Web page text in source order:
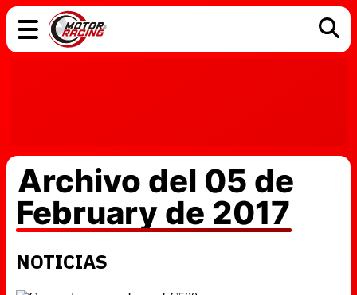
Archivo del 05 de
February de 2017
NOTICIAS